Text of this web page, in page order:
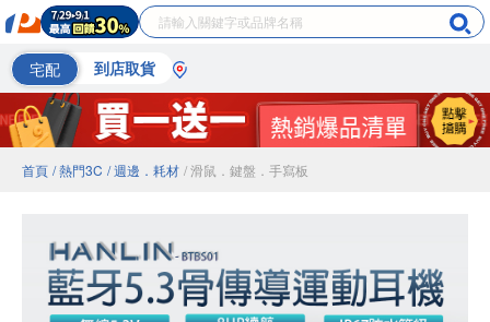
宅配 到店取貨
首頁 / 熱門3C / 週邊．耗材 / 滑鼠．鍵盤．手寫板